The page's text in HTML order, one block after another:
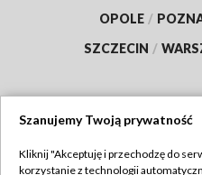
OPOLE /
SZCZECIN /
Szanujemy Twoją prywatność
Kliknij "Akceptuję i przechodzę do
korzystanie z technologii